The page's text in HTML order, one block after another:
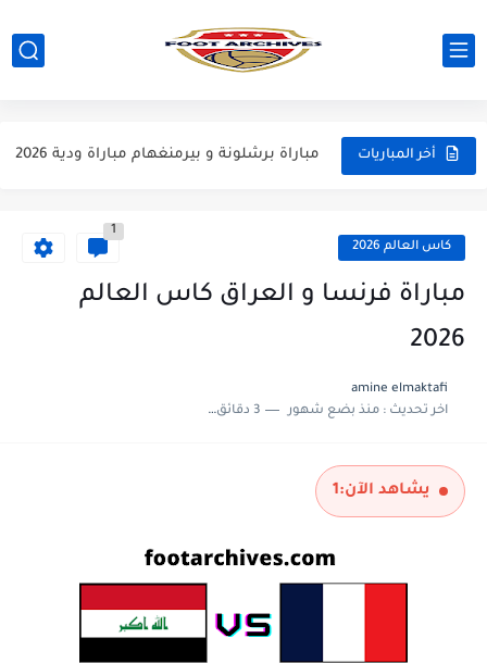
أخر المباريات
مباراة ارسنال و جيرونا مباراة ودية 2026
مباراة ريال مدريد و فيورنتينا مباراة ودية 2026
مباراة برشلونة و بيرمنغهام مباراة ودية 2026
مباراة سيلتيك و ميلان مباراة ودية 2026 كاس العالم 2026
1
مباراة فرنسا و العراق كاس العالم
2026
amine elmaktafi
اخر تحديث :منذ بضع شهور 3 دقائق للقراءة
يشاهد الآن:1